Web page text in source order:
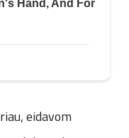
eidavom